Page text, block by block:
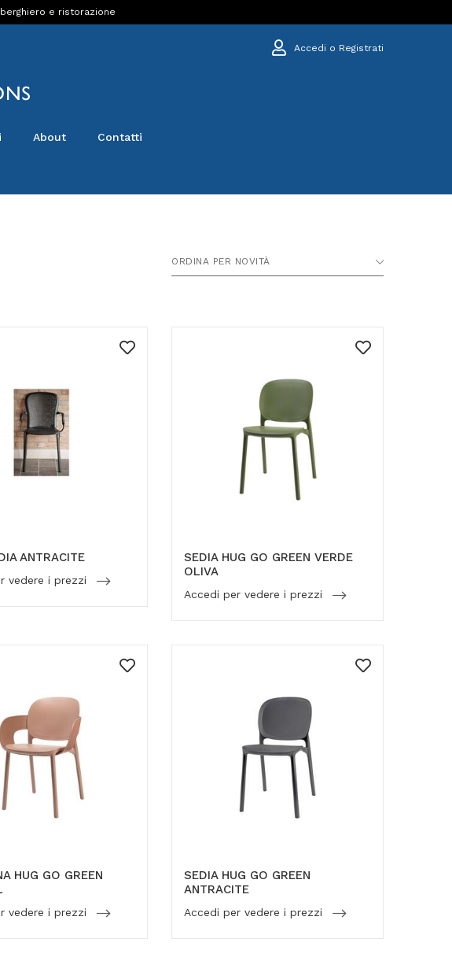
e ristorazione
Accedi o Registrati
About Contatti
ORDINA PER NOVITÀ
ANTRACITE
vedere i prezzi
SEDIA HUG GO GREEN VERDE
OLIVA
Accedi per vedere i prezzi
HUG GO GREEN
vedere i prezzi
SEDIA HUG GO GREEN
ANTRACITE
Accedi per vedere i prezzi